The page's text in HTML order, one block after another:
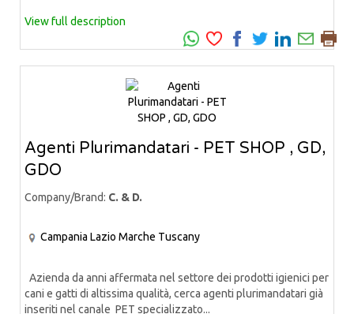
View full description
Agenti Plurimandatari - PET SHOP , GD,
GDO
Company/Brand: C. & D.
Campania Lazio Marche Tuscany
Azienda da anni affermata nel settore dei prodotti igienici per
cani e gatti di altissima qualità, cerca agenti plurimandatari già
inseriti nel canale PET specializzato...